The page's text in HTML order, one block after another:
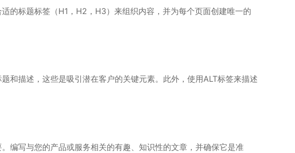
的标题标签（H1，H2，H3）来组织内容，并为每个页面创建唯一的
和描述，这些是吸引潜在客户的关键元素。此外，使用ALT标签来描述
编写与您的产品或服务相关的有趣、知识性的文章，并确保它是准